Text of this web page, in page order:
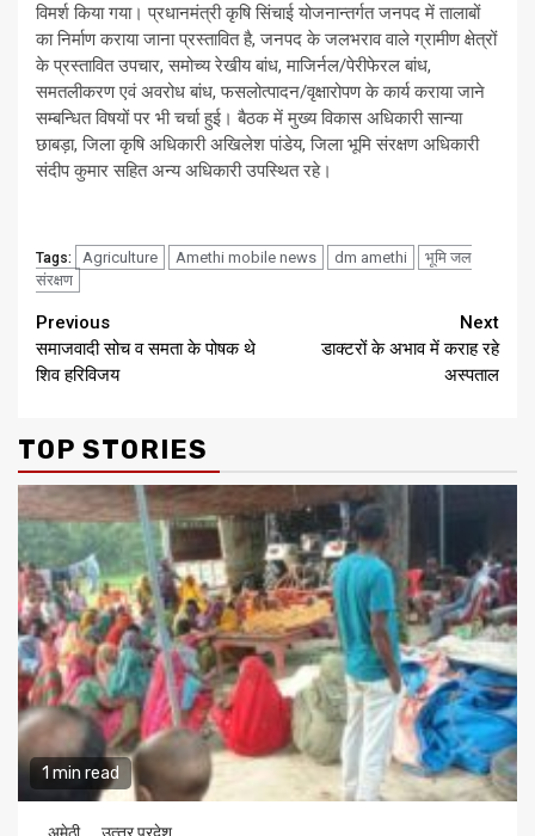
विमर्श किया गया। प्रधानमंत्री कृषि सिंचाई योजनान्तर्गत जनपद में तालाबों
का निर्माण कराया जाना प्रस्तावित है, जनपद के जलभराव वाले ग्रामीण क्षेत्रों
के प्रस्तावित उपचार, समोच्य रेखीय बांध, माजिर्नल/पेरीफेरल बांध,
समतलीकरण एवं अवरोध बांध, फसलोत्पादन/वृक्षारोपण के कार्य कराया जाने
सम्बन्धित विषयों पर भी चर्चा हुई। बैठक में मुख्य विकास अधिकारी सान्या
छाबड़ा, जिला कृषि अधिकारी अखिलेश पांडेय, जिला भूमि संरक्षण अधिकारी
संदीप कुमार सहित अन्य अधिकारी उपस्थित रहे।
Tags: Agriculture Amethi mobile news dm amethi
भूमि जल
संरक्षण
Continue
Reading
Previous
समाजवादी सोच व समता के पोषक थे
शिव हरिविजय
Next
डाक्टरों के अभाव में कराह रहे
अस्पताल
TOP STORIES
1 min read